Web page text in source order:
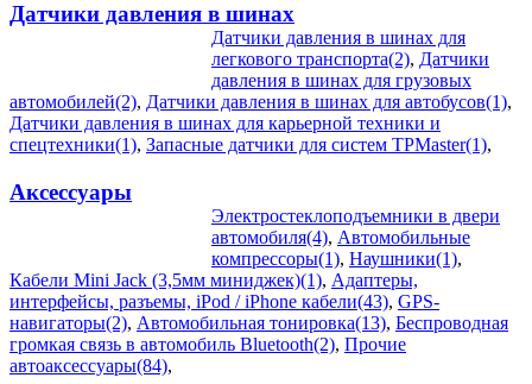
Датчики давления в шинах
Датчики давления в шинах для
легкового транспорта(2), Датчики
давления в шинах для грузовых
автомобилей(2), Датчики давления в шинах для автобусов(1),
Датчики давления в шинах для карьерной техники и
спецтехники(1), Запасные датчики для систем TPMaster(1),
Аксессуары
Электростеклоподъемники в двери
автомобиля(4), Автомобильные
компрессоры(1), Наушники(1),
Кабели Mini Jack (3,5мм миниджек)(1), Адаптеры,
интерфейсы, разъемы, iPod / iPhone кабели(43), GPS-
навигаторы(2), Автомобильная тонировка(13), Беспроводная
громкая связь в автомобиль Bluetooth(2), Прочие
автоаксессуары(84),